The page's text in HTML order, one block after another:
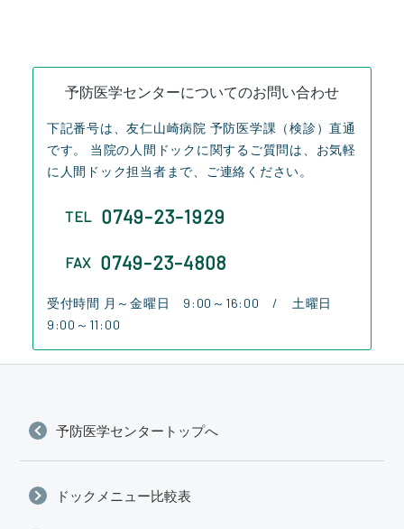
予防医学センターについてのお問い合わせ
下記番号は、友仁山崎病院 予防医学課（検診）直通
です。
当院の人間ドックに関するご質問は、お気軽
に人間ドック担当者まで、ご連絡ください。
TEL 0749-23-1929
FAX 0749-23-4808
受付時間 月～金曜日 9:00～16:00 / 土曜日
9:00～11:00
予防医学センタートップへ
ドックメニュー比較表